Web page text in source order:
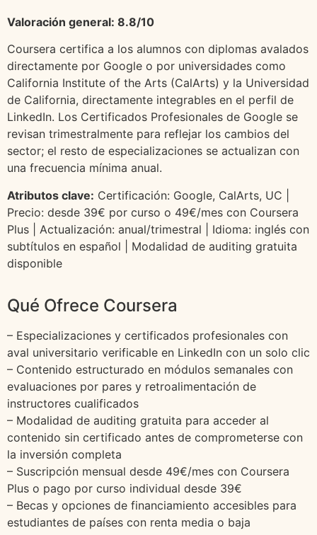
Valoración general: 8.8/10
Coursera certifica a los alumnos con diplomas avalados
directamente por Google o por universidades como
California Institute of the Arts (CalArts) y la Universidad
de California, directamente integrables en el perfil de
LinkedIn. Los Certificados Profesionales de Google se
revisan trimestralmente para reflejar los cambios del
sector; el resto de especializaciones se actualizan con
una frecuencia mínima anual.
Atributos clave: Certificación: Google, CalArts, UC |
Precio: desde 39€ por curso o 49€/mes con Coursera
Plus | Actualización: anual/trimestral | Idioma: inglés con
subtítulos en español | Modalidad de auditing gratuita
disponible
Qué Ofrece Coursera
– Especializaciones y certificados profesionales con
aval universitario verificable en LinkedIn con un solo clic
– Contenido estructurado en módulos semanales con
evaluaciones por pares y retroalimentación de
instructores cualificados
– Modalidad de auditing gratuita para acceder al
contenido sin certificado antes de comprometerse con
la inversión completa
– Suscripción mensual desde 49€/mes con Coursera
Plus o pago por curso individual desde 39€
– Becas y opciones de financiamiento accesibles para
estudiantes de países con renta media o baja